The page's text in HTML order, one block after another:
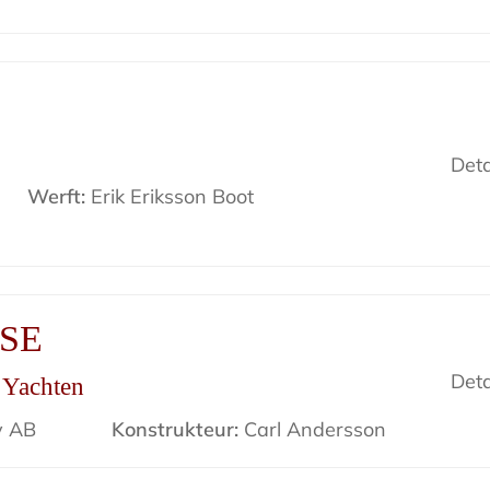
Werft:Erik Eriksson Boot
AB Konstrukteur:Carl Andersson